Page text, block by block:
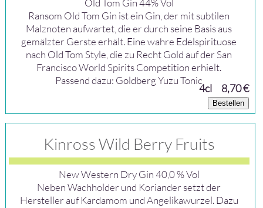
Old Tom Gin 44% Vol
Ransom Old Tom Gin ist ein Gin, der mit subtilen
Malznoten aufwartet, die er durch seine Basis aus
gemälzter Gerste erhält. Eine wahre Edelspirituose
nach Old Tom Style, die zu Recht Gold auf der San
Francisco World Spirits Competition erhielt.
Passend dazu: Goldberg Yuzu Tonic
4cl 8,70 €
Bestellen
Kinross Wild Berry Fruits
New Western Dry Gin 40,0 % Vol
Neben Wachholder und Koriander setzt der
Hersteller auf Kardamom und Angelikawurzel. Dazu